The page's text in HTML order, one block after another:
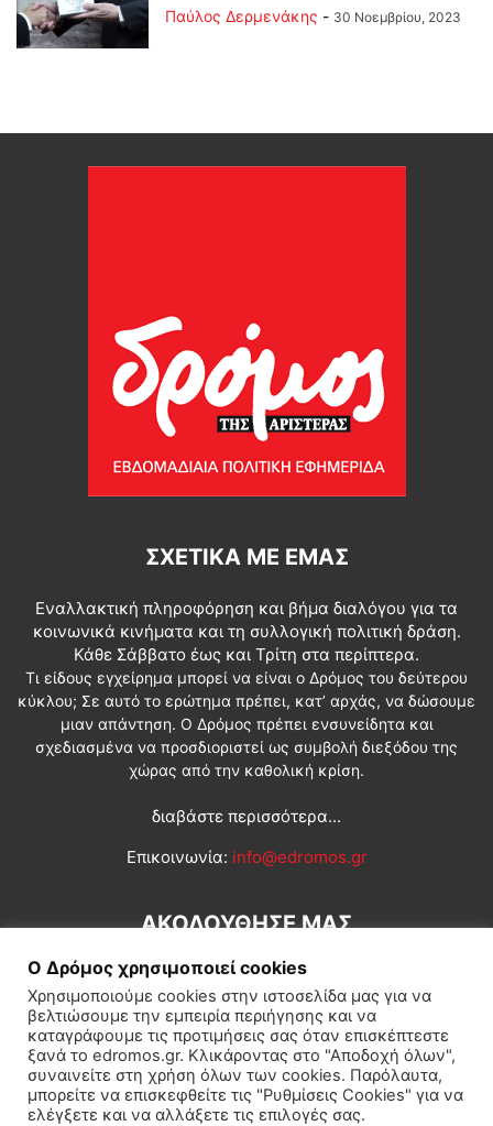
Παύλος Δερμενάκης - 30 Νοεμβρίου, 2023
ΣΧΕΤΙΚΆ ΜΕ ΕΜΆΣ
Εναλλακτική πληροφόρηση και βήμα διαλόγου για τα
κοινωνικά κινήματα και τη συλλογική πολιτική δράση.
Κάθε Σάββατο έως και Τρίτη στα περίπτερα.
Τι είδους εγχείρημα μπορεί να είναι ο Δρόμος του δεύτερου
κύκλου; Σε αυτό το ερώτημα πρέπει, κατ’ αρχάς, να δώσουμε
μιαν απάντηση. Ο Δρόμος πρέπει ενσυνείδητα και
σχεδιασμένα να προσδιοριστεί ως συμβολή διεξόδου της
χώρας από την καθολική κρίση.
διαβάστε περισσότερα...
Επικοινωνία: info@edromos.gr
ΑΚΟΛΟΥΘΗΣΕ ΜΑΣ
Εγγραφή συνδρομητή Πολιτική Διεθνή Κοινωνία
Ο Δρόμος χρησιμοποιεί cookies
Χρησιμοποιούμε cookies στην ιστοσελίδα μας για να
βελτιώσουμε την εμπειρία περιήγησης και να
καταγράφουμε τις προτιμήσεις σας όταν επισκέπτεστε
ξανά το edromos.gr. Κλικάροντας στο "Αποδοχή όλων",
συναινείτε στη χρήση όλων των cookies. Παρόλαυτα,
μπορείτε να επισκεφθείτε τις "Ρυθμίσεις Cookies" για να
ελέγξετε και να αλλάξετε τις επιλογές σας.